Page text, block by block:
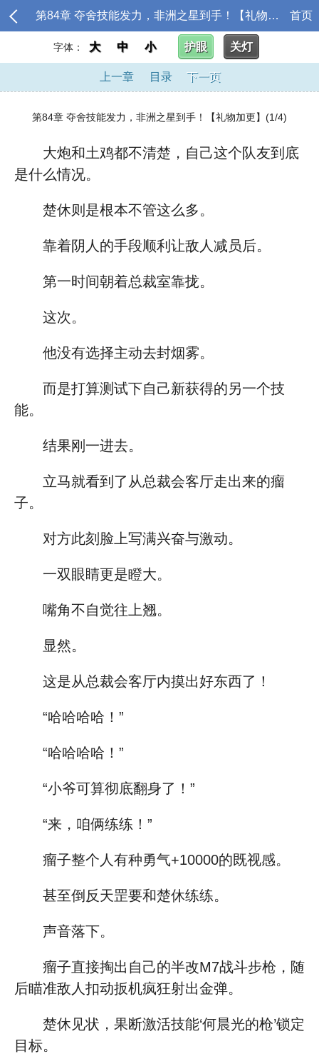
第84章 夺舍技能发力，非洲之星到手！【礼物加更】 首页
字体： 大 中 小 护眼 关灯
上一章 目录 下一页
第84章 夺舍技能发力，非洲之星到手！【礼物加更】(1/4)
大炮和土鸡都不清楚，自己这个队友到底
是什么情况。
楚休则是根本不管这么多。
靠着阴人的手段顺利让敌人减员后。
第一时间朝着总裁室靠拢。
这次。
他没有选择主动去封烟雾。
而是打算测试下自己新获得的另一个技
能。
结果刚一进去。
立马就看到了从总裁会客厅走出来的瘤
子。
对方此刻脸上写满兴奋与激动。
一双眼睛更是瞪大。
嘴角不自觉往上翘。
显然。
这是从总裁会客厅内摸出好东西了！
“哈哈哈哈！”
“哈哈哈哈！”
“小爷可算彻底翻身了！”
“来，咱俩练练！”
瘤子整个人有种勇气+10000的既视感。
甚至倒反天罡要和楚休练练。
声音落下。
瘤子直接掏出自己的半改M7战斗步枪，随
后瞄准敌人扣动扳机疯狂射出金弹。
楚休见状，果断激活技能‘何晨光的枪’锁定
目标。